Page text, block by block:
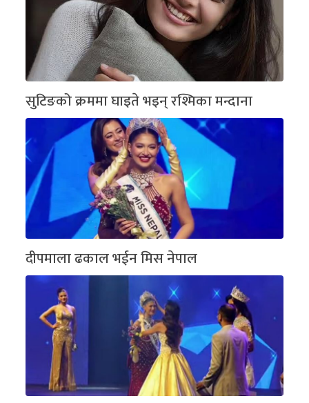
सुटिङको क्रममा घाइते भइन् रश्मिका मन्दाना
दीपमाला ढकाल भईन मिस नेपाल